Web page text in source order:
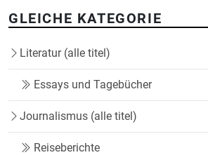
GLEICHE KATEGORIE
Literatur (alle titel)
Essays und Tagebücher
Journalismus (alle titel)
Reiseberichte